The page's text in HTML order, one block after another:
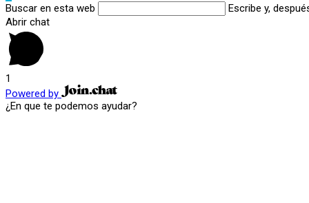
Buscar en esta web
Escribe y,
Abrir chat
1
Powered by
¿En que te podemos ayudar?